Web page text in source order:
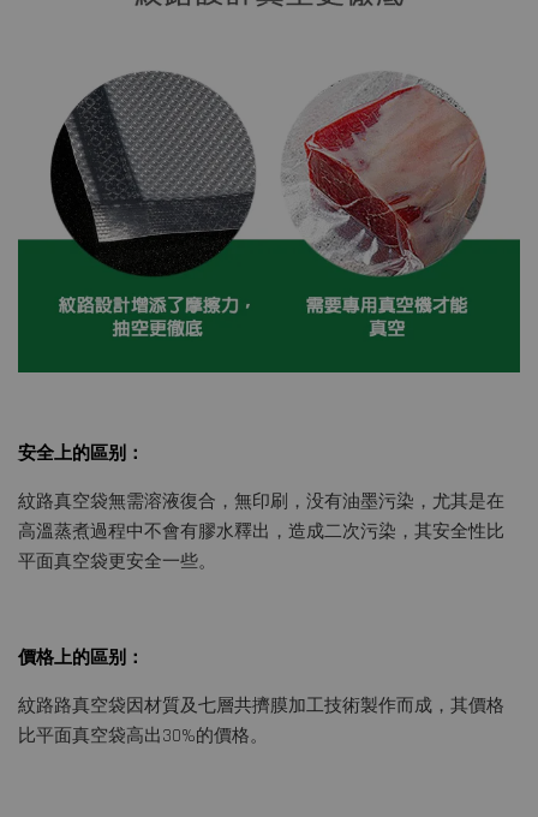
安全上的區别：
紋路真空袋無需溶液復合，無印刷，没有油墨污染，尤其是在
高溫蒸煮過程中不會有膠水釋出，造成二次污染，其安全性比
平面真空袋更安全一些。
價格上的區别：
紋路路真空袋因材質及七層共擠膜加工技術製作而成，其價格
比平面真空袋高出30%的價格。